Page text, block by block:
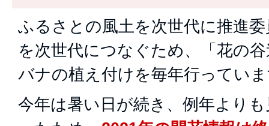
ふるさとの風土を次世代に推進
を次世代につなぐため、「花の
バナの植え付けを毎年行ってい
今年は暑い日が続き、例年より